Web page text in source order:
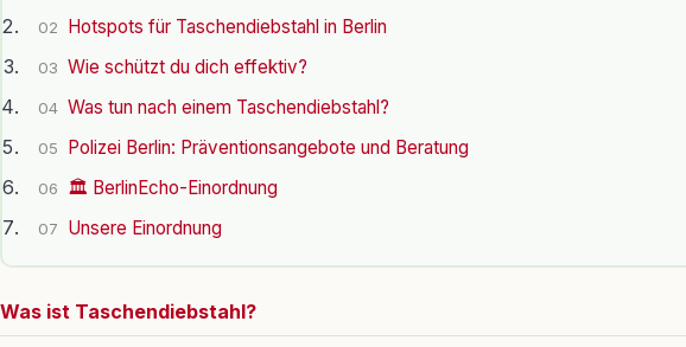
02 Hotspots für Taschendiebstahl in Berlin
03 Wie schützt du dich effektiv?
04 Was tun nach einem Taschendiebstahl?
05 Polizei Berlin: Präventionsangebote und Beratung
06 🏛️ BerlinEcho-Einordnung
07 Unsere Einordnung
Was ist Taschendiebstahl?